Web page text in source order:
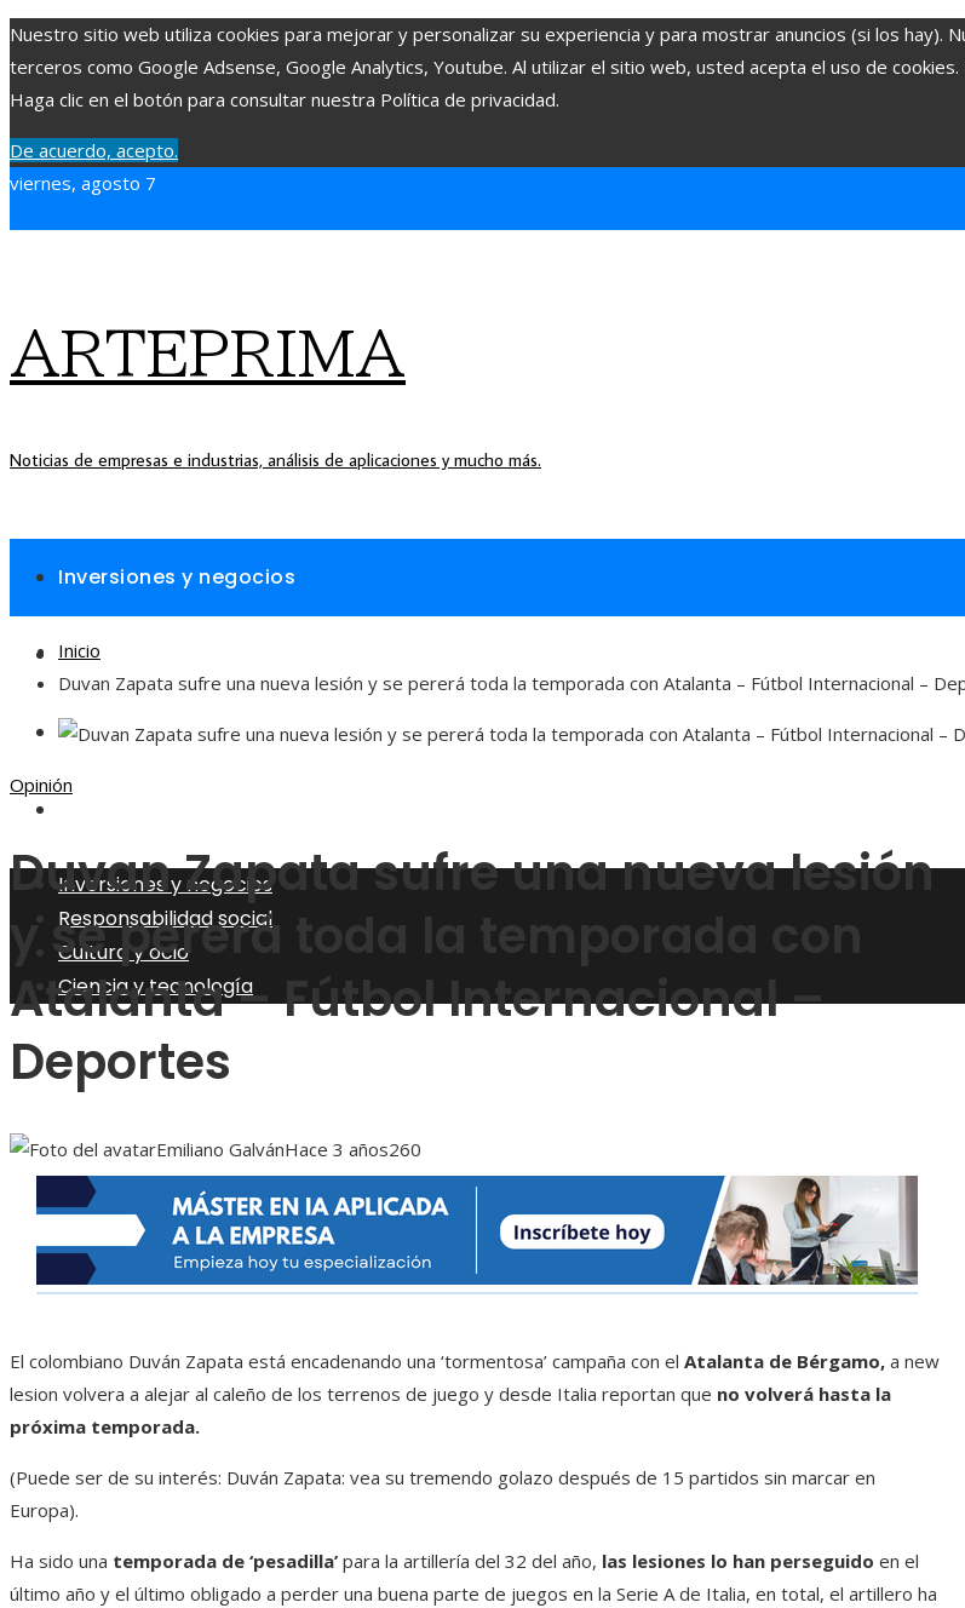
Nuestro sitio web utiliza cookies para mejorar y personalizar su experiencia y para mostrar anuncios (si los hay).
terceros como Google Adsense, Google Analytics, Youtube. Al utilizar el sitio web, usted acepta el uso de
Haga clic en el botón para consultar nuestra Política de privacidad.
De acuerdo, acepto.
viernes, agosto 7
ARTEPRIMA
Noticias de empresas e industrias, análisis de aplicaciones y mucho más.
Inversiones y negocios
Responsabilidad social
Cultura y ocio
Inversiones y negocios
Responsabilidad social
Cultura y ocio
Ciencia y tecnología
Inicio
Duvan Zapata sufre una nueva lesión y se pererá toda la temporada con Atalanta – Fútbol Internacional –
Opinión
Duvan Zapata sufre una nueva lesión
y se pererá toda la temporada con
Atalanta – Fútbol Internacional –
Deportes
Emiliano GalvánHace 3 años260
El colombiano Duván Zapata está encadenando una ‘tormentosa’ campaña con el Atalanta de Bérgamo, a new
lesion volvera a alejar al caleño de los terrenos de juego y desde Italia reportan que no volverá hasta la
próxima temporada.
(Puede ser de su interés: Duván Zapata: vea su tremendo golazo después de 15 partidos sin marcar en
Europa).
Ha sido una temporada de ‘pesadilla’ para la artillería del 32 del año, las lesiones lo han perseguido en el
último año y el último obligado a perder una buena parte de juegos en la Serie A de Italia, en total, el artillero ha